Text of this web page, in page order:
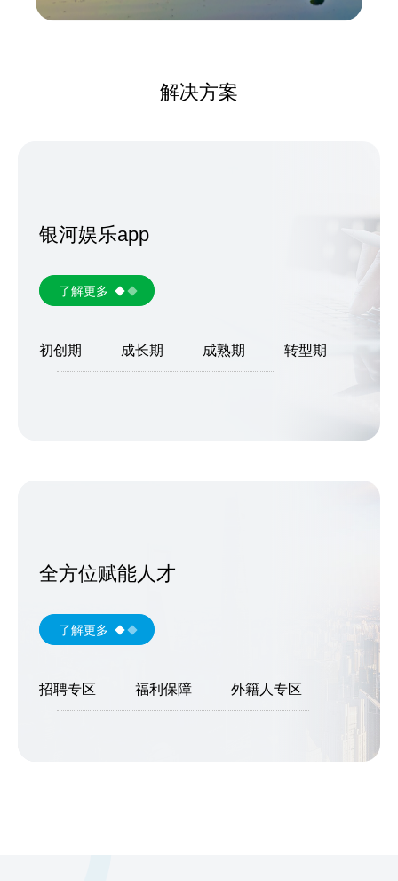
解决方案
银河娱乐app
了解更多
初创期 成长期 成熟期 转型期
全方位赋能人才
了解更多
招聘专区 福利保障 外籍人专区